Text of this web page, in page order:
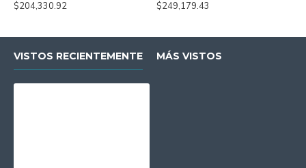
$204,330.92
$249,179.43
VISTOS RECIENTEMENTE MÁS VISTOS